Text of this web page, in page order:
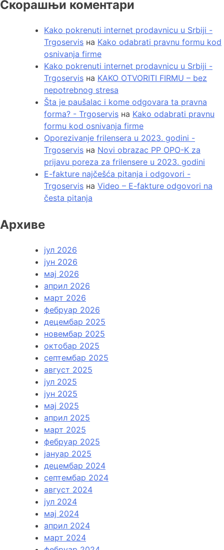
Скорашњи коментари
Kako pokrenuti internet prodavnicu u Srbiji -
Trgoservis на Kako odabrati pravnu formu kod
osnivanja firme
Kako pokrenuti internet prodavnicu u Srbiji -
Trgoservis на KAKO OTVORITI FIRMU – bez
nepotrebnog stresa
Šta je paušalac i kome odgovara ta pravna
forma? - Trgoservis на Kako odabrati pravnu
formu kod osnivanja firme
Oporezivanje frilensera u 2023. godini -
Trgoservis на Novi obrazac PP OPO-K za
prijavu poreza za frilensere u 2023. godini
E-fakture najčešća pitanja i odgovori -
Trgoservis на Video – E-fakture odgovori na
česta pitanja
Архиве
јул 2026
јун 2026
мај 2026
април 2026
март 2026
фебруар 2026
децембар 2025
новембар 2025
октобар 2025
септембар 2025
август 2025
јул 2025
јун 2025
мај 2025
април 2025
март 2025
фебруар 2025
јануар 2025
децембар 2024
септембар 2024
август 2024
јул 2024
мај 2024
април 2024
март 2024